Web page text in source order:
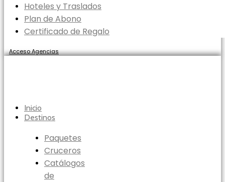
Hoteles y Traslados
Plan de Abono
Certificado de Regalo
Acceso Agencias
Inicio
Destinos
Paquetes
Cruceros
Catálogos
de